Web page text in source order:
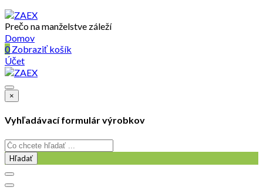
Prečo na manželstve záleží
Domov
0Zobraziť košík
Účet
×
Vyhľadávací formulár výrobkov
Hľadať